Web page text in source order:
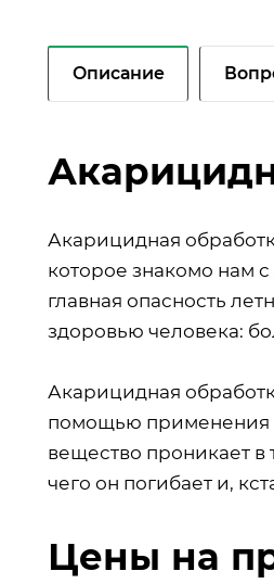
Описание
Акарицидная
которое знакомо нам с
главная опасность
здоровью человека:
Акарицидная
помощью применения
вещество проникает в
чего он погибает и,
Цены на